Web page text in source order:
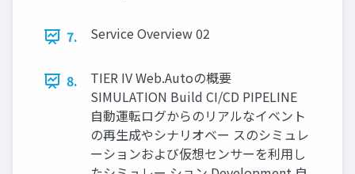
7. Service Overview 02
8.
TIER IV Web.Autoの概要
SIMULATION Build CI/CD PIPELINE
自動運転ログからのリアルなイベント
の再生成やシナリオベー スのシミュレ
ーションおよび仮想センサーを利用し